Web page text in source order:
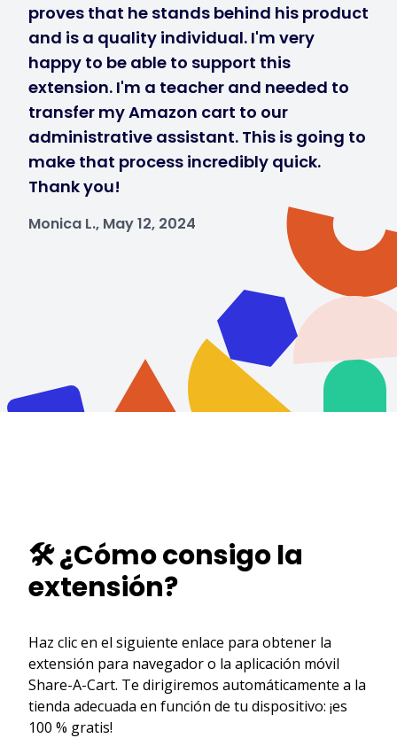
proves that he stands behind his product
and is a quality individual. I'm very
happy to be able to support this
extension. I'm a teacher and needed to
transfer my Amazon cart to our
administrative assistant. This is going to
make that process incredibly quick.
Thank you!
Monica L., May 12, 2024
🛠️ ¿Cómo consigo la
extensión?
Haz clic en el siguiente enlace para obtener la
extensión para navegador o la aplicación móvil
Share-A-Cart. Te dirigiremos automáticamente a la
tienda adecuada en función de tu dispositivo: ¡es
100 % gratis!